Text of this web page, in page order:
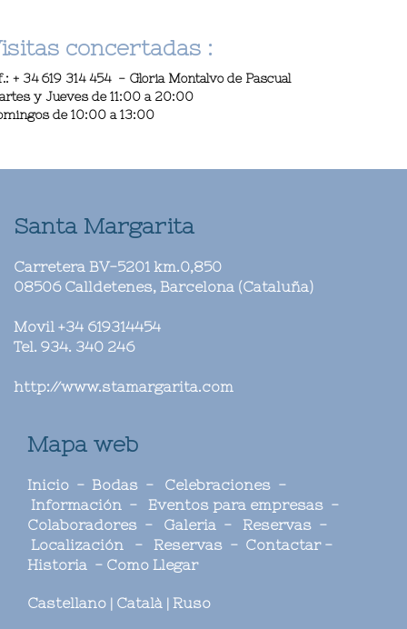
concertadas :
+ 34 619 314 454- Gloria Montalvo de Pascual
y Jueves de 11:00 a 20:00
de 10:00 a 13:00
Santa Margarita
Carretera BV-5201 km.0,850
08506 Calldetenes, Barcelona (Cataluña)
Movil +34 619314454
Tel. 934. 340 246
http://www.stamargarita.com
Mapa web
Inicio - Bodas - Celebraciones -
Información - Eventos para empresas -
Colaboradores - Galeria - Reservas -
Localización
- Reservas - Contactar-
Historia - Como Llegar
Castellano | Català | Ruso